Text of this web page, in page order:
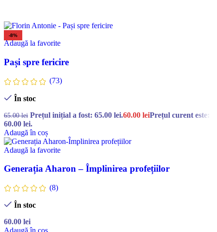
-8%
Adaugă la favorite
Pași spre fericire
(73)
În stoc
65.00lei Prețul inițial a fost: 65.00 lei.60.00 leiPrețul curent este:
60.00 lei.
Adaugă în coș
Adaugă la favorite
Generația Aharon – Împlinirea profețiilor
(8)
În stoc
60.00 lei